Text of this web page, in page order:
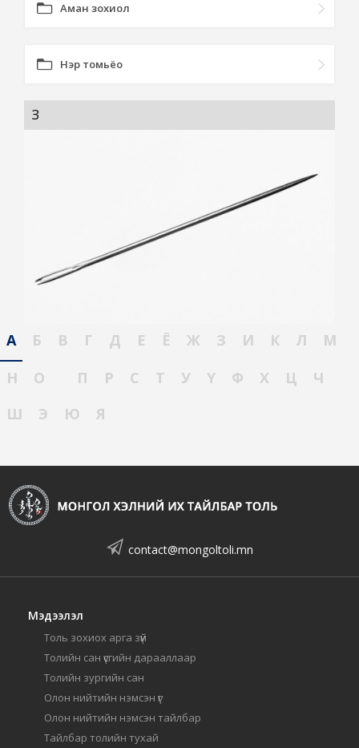
Аман зохиол
Нэр томьёо
ЗҮҮ
А Б В Г Д Е Ё Ж З И К Л
М
Н
О П Р С Т У Ү Ф Х Ц
Ч
Ш
Э Ю Я
contact@mongoltoli.mn
Мэдээлэл
Толь зохиох арга зүй
Толийн сан үсгийн дарааллаар
Толийн зургийн сан
Олон нийтийн нэмсэн үг
Олон нийтийн нэмсэн тайлбар
Тайлбар толийн тухай